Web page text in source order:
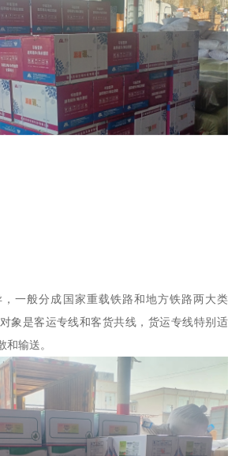
一般分成国家重载铁路和地方铁路两大类
象是客运专线和客货共线，货运专线特别适
和输送。